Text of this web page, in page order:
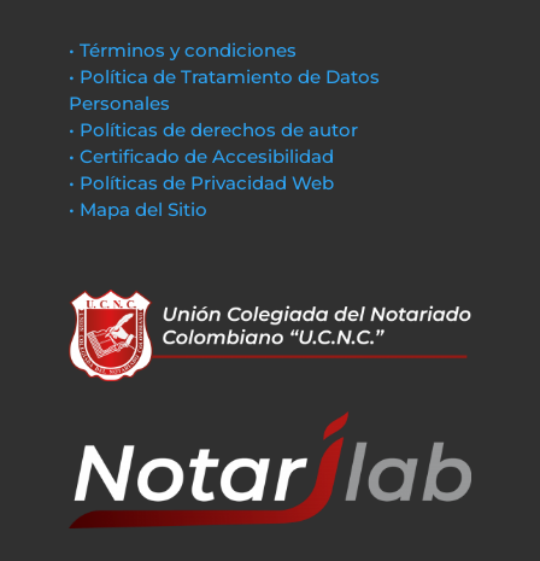
• Términos y condiciones
• Política de Tratamiento de Datos
Personales
• Políticas de derechos de autor
• Certificado de Accesibilidad
• Políticas de Privacidad Web
• Mapa del Sitio